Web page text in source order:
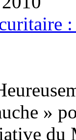
»
du